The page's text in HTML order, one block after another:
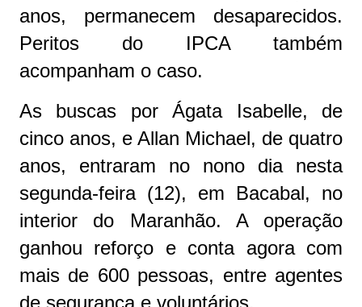
anos, permanecem desaparecidos.
Peritos do IPCA também
acompanham o caso.
As buscas por Ágata Isabelle, de
cinco anos, e Allan Michael, de quatro
anos, entraram no nono dia nesta
segunda-feira (12), em Bacabal, no
interior do Maranhão. A operação
ganhou reforço e conta agora com
mais de 600 pessoas, entre agentes
de segurança e voluntários.